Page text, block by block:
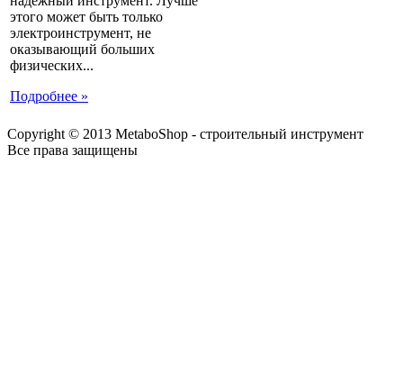
этого может быть только
электроинструмент, не
оказывающий больших
физических...
Подробнее »
Copyright © 2013 MetaboShop - строительный инструмент
Все права защищены